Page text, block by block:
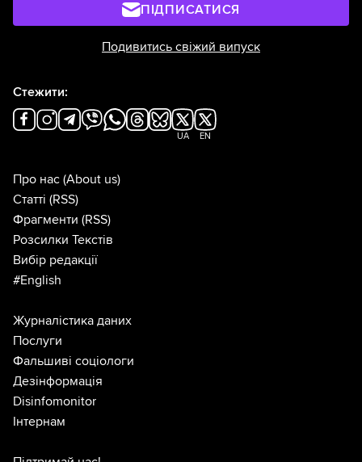
ПІДПИСАТИСЯ
Подивитись свіжий випуск
Стежити:
UA EN
Про нас (About us)
Статті (RSS)
Фрагменти (RSS)
Розсилки Текстів
Вибір редакції
#English
Журналістика даних
Послуги
Фальшиві соціологи
Дезінформація
Disinfomonitor
Інтернам